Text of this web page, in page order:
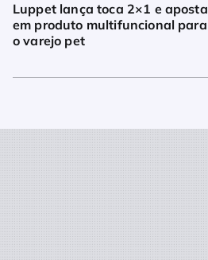
Luppet lança toca 2×1 e aposta
em produto multifuncional para
o varejo pet